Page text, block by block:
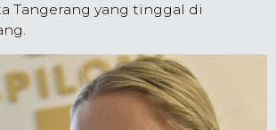
Tangerang yang tinggal di